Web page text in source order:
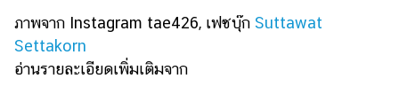
ภาพจาก Instagram tae426, เฟซบุ๊ก Suttawat
Settakorn
อ่านรายละเอียดเพิ่มเติมจาก